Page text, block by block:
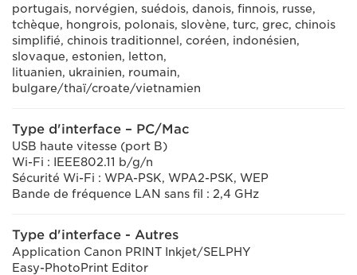
portugais, norvégien, suédois, danois, finnois, russe,
tchèque, hongrois, polonais, slovène, turc, grec, chinois
simplifié, chinois traditionnel, coréen, indonésien,
slovaque, estonien, letton,
lituanien, ukrainien, roumain,
bulgare/thaï/croate/vietnamien
Type d'interface – PC/Mac
USB haute vitesse (port B)
Wi-Fi : IEEE802.11 b/g/n
Sécurité Wi-Fi : WPA-PSK, WPA2-PSK, WEP
Bande de fréquence LAN sans fil : 2,4 GHz
Type d'interface - Autres
Application Canon PRINT Inkjet/SELPHY
Easy-PhotoPrint Editor